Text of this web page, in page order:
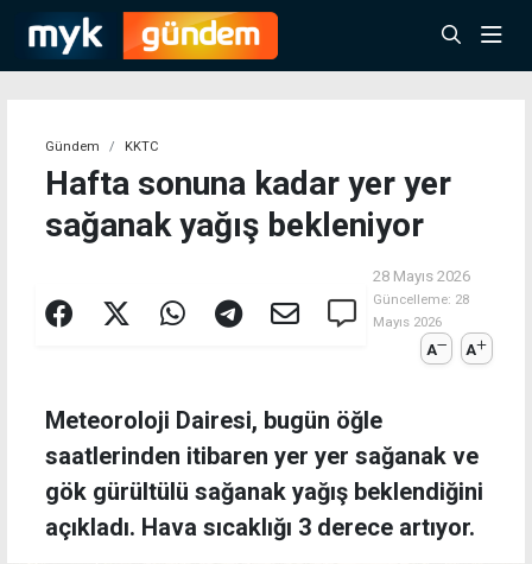
Gündem KKTC
Hafta sonuna kadar yer yer
sağanak yağış bekleniyor
28 Mayıs 2026
Güncelleme: 28
Mayıs 2026
A A
Meteoroloji Dairesi, bugün öğle
saatlerinden itibaren yer yer sağanak ve
gök gürültülü sağanak yağış beklendiğini
açıkladı. Hava sıcaklığı 3 derece artıyor.